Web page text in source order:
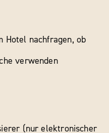
Hotel nachfragen, ob
verwenden
(nur elektronischer